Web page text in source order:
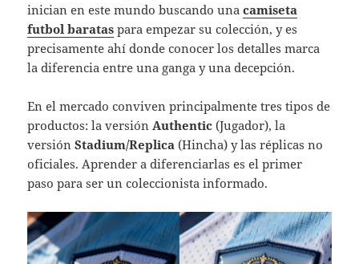
inician en este mundo buscando unacamiseta
futbol baratas para empezar su colección, y es
precisamente ahí donde conocer los detalles marca
la diferencia entre una ganga y una decepción.
En el mercado conviven principalmente tres tipos de
productos: la versiónAuthentic (Jugador), la
versiónStadium/Replica (Hincha) y las réplicas no
oficiales. Aprender a diferenciarlas es el primer
paso para ser un coleccionista informado.